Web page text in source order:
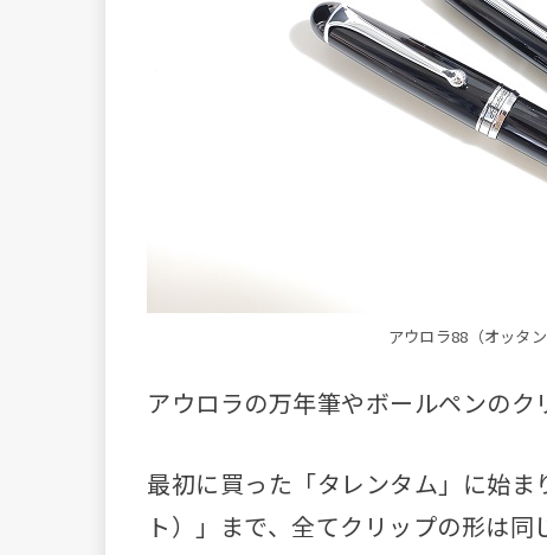
アウロラ88（オッタ
アウロラの万年筆やボールペンのク
最初に買った「タレンタム」に始
ト）」まで、全てクリップの形は同